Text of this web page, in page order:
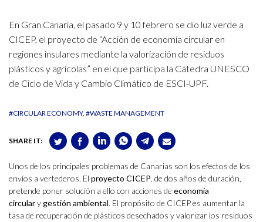
En Gran Canaria, el pasado 9 y 10 febrero se dio luz verde a
CICEP, el proyecto de “Acción de economía circular en
regiones insulares mediante la valorización de residuos
plásticos y agrícolas” en el que participa la Cátedra UNESCO
de Ciclo de Vida y Cambio Climático de ESCI-UPF.
#CIRCULAR ECONOMY #WASTE MANAGEMENT
SHARE IT:
Unos de los principales problemas de Canarias son los efectos de los
envíos a vertederos. El proyecto CICEP, de dos años de duración,
pretende poner solución a ello con acciones de economía
circularygestión ambiental. El propósito de CICEP es aumentar la
tasa de recuperación de plásticos desechados y valorizar los residuos